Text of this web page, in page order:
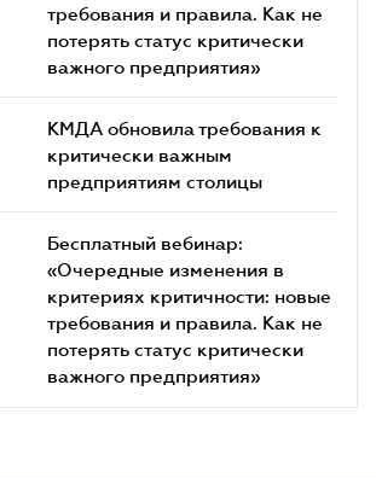
требования и правила. Как не
потерять статус критически
важного предприятия»
КМДА обновила требования к
критически важным
предприятиям столицы
Бесплатный вебинар:
«Очередные изменения в
критериях критичности: новые
требования и правила. Как не
потерять статус критически
важного предприятия»